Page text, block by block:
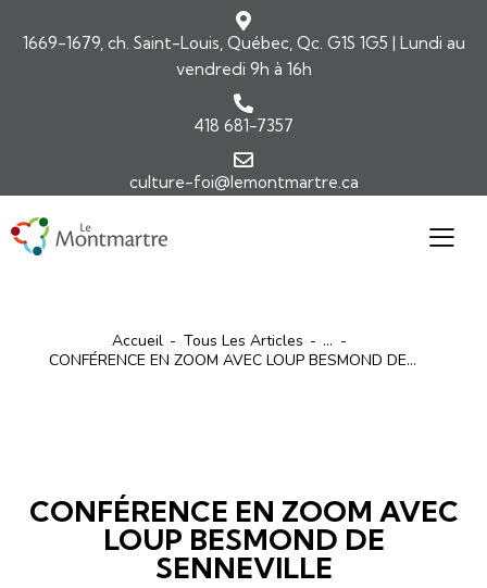
1669-1679, ch. Saint-Louis, Québec, Qc. G1S 1G5 | Lundi au
vendredi 9h à 16h
418 681-7357
culture-foi@lemontmartre.ca
Accueil Tous Les Articles
...
CONFÉRENCE EN ZOOM AVEC LOUP BESMOND DE...
CONFÉRENCE EN ZOOM AVEC
LOUP BESMOND DE
SENNEVILLE